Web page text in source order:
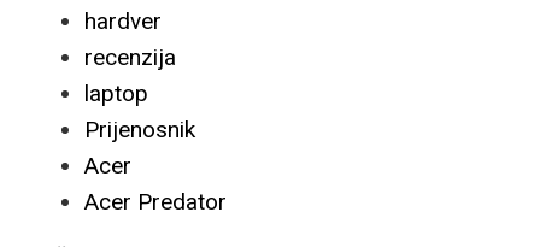
hardver
recenzija
laptop
Prijenosnik
Acer
Acer Predator